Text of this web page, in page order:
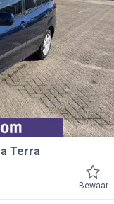
Terra
Bewaar